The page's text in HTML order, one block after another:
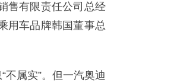
售有限责任公司总经
用车品牌韩国董事总
属实”。但一汽奥迪